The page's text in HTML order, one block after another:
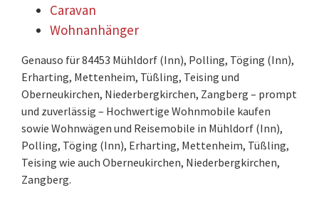
Caravan
Wohnanhänger
Genauso für 84453 Mühldorf (Inn), Polling, Töging (Inn),
Erharting, Mettenheim, Tüßling, Teising und
Oberneukirchen, Niederbergkirchen, Zangberg – prompt
und zuverlässig – Hochwertige Wohnmobile kaufen
sowie Wohnwägen und Reisemobile in Mühldorf (Inn),
Polling, Töging (Inn), Erharting, Mettenheim, Tüßling,
Teising wie auch Oberneukirchen, Niederbergkirchen,
Zangberg.